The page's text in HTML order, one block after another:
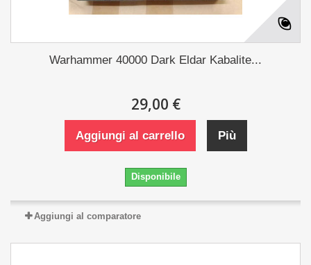
Warhammer 40000 Dark Eldar Kabalite...
29,00 €
Aggiungi al carrello Più
Disponibile
Aggiungi al comparatore